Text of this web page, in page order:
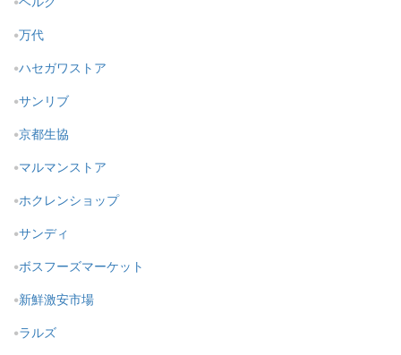
万代
ハセガワストア
サンリブ
京都生協
マルマンストア
ホクレンショップ
サンディ
ボスフーズマーケット
新鮮激安市場
ラルズ